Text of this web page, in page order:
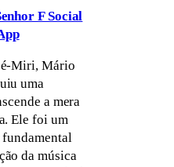
F Social
Miri, Mário
uma
a mera
Ele foi um
da música